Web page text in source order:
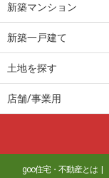
新築マンション
新築一戸建て
土地を探す
店舗/事業用
goo住宅・不動産とは